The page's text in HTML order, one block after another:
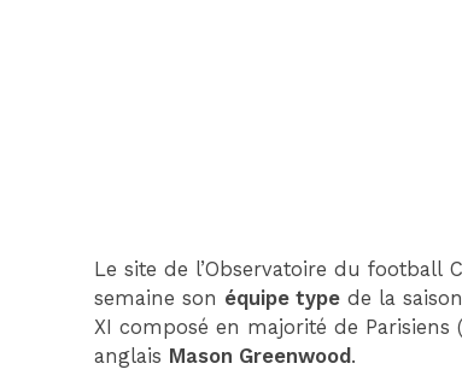
Le site de l’Observatoire du football
semaine son équipe type de la
XI composé en majorité de Parisiens
anglais Mason Greenwood .